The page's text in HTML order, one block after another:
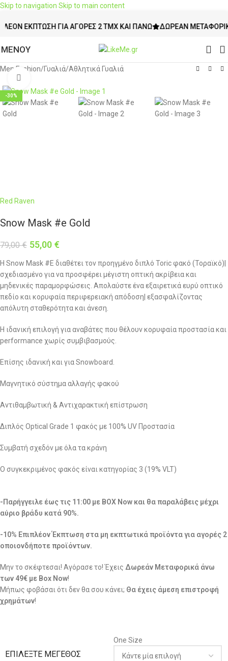
Skip to navigation Skip to main content
ΈΚΠΤΩΣΗ ΓΙΑ ΑΓΟΡΈΣ 2 ΤΜΧ ΚΑΙ ΠΆΝΩ ΔΩΡΕΆΝ ΜΕΤΑΦΟΡΙΚΆ
ΜΕΝΟΥ
Men Fashion/Γυαλιά/Αθλητικά Γυαλιά
-30%
Red Raven
Snow Mask #e Gold
79,00€ 55,00 €
Η Snow Mask #E διαθέτει τον προηγμένο διπλό Toric φακό (Τοραϊκό)|
σχεδιασμένο για να προσφέρει μέγιστη οπτική ακρίβεια και
μηδενικές παραμορφώσεις. Απολαύστε ένα εξαιρετικά ευρύ οπτικό
πεδίο και κορυφαία περιφερειακή απόδοση| εξασφαλίζοντας
απόλυτη σταθερότητα και άνεση.
Η ιδανική επιλογή για αναβάτες που θέλουν κορυφαία προστασία και
performance χωρίς συμβιβασμούς.
Επίσης ιδανική και για Snowboard.
Μαγνητικό σύστημα αλλαγής φακού
Αντιθαμβωτική & Αντιχαρακτική επίστρωση
Διπλός Optical Grade 1 φακός με 100% UV Προστασία
Συμβατή σχεδόν με όλα τα κράνη
Ο συγκεκριμένος φακός είναι κατηγορίας 3 (19% VLT)
-Παρήγγειλε έως τις 11:00 με BOX Now και θα παραλάβεις μέχρι
αύριο βράδυ κατά 90%.
-10% Επιπλέον Έκπτωση στα μη εκπτωτικά προϊόντα για αγορές 2
οποιονδήποτε προϊόντων.
Μην το σκέφτεσαι! Αγόρασε το! Έχεις Δωρεάν Μεταφορικά άνω
των 49€ με Box Now!
Μήπως φοβάσαι ότι δεν θα σου κάνει; Θα έχεις άμεση επιστροφή
χρημάτων!
ΕΠΙΛΈΞΤΕ ΜΈΓΕΘΟΣ
One Size